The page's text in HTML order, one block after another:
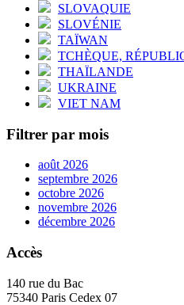
SLOVAQUIE
SLOVÉNIE
TAÏWAN
TCHÈQUE,
THAÏLANDE
UKRAINE
VIET NAM
Filtrer par mois
août 2026
septembre 2026
octobre 2026
novembre 2026
décembre 2026
Accès
140 rue du Bac
75340 Paris Cedex 07